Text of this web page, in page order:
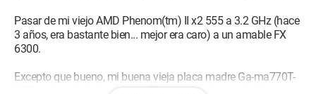
Pasar de mi viejo AMD Phenom(tm) II x2 555 a 3.2 GHz (hace
3 años, era bastante bien... mejor era caro) a un amable FX
6300.
Excepto que bueno, mi buena vieja placa madre Ga-ma770T-
UD3 me ha dado la sorpresa (bueno, sí, creía que el chipset